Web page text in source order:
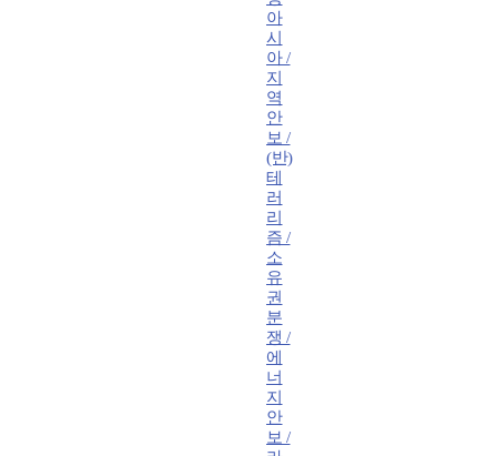
아
시
아 /
지
역
안
보 /
(반)
테
러
리
즘 /
소
유
권
분
쟁 /
에
너
지
안
보 /